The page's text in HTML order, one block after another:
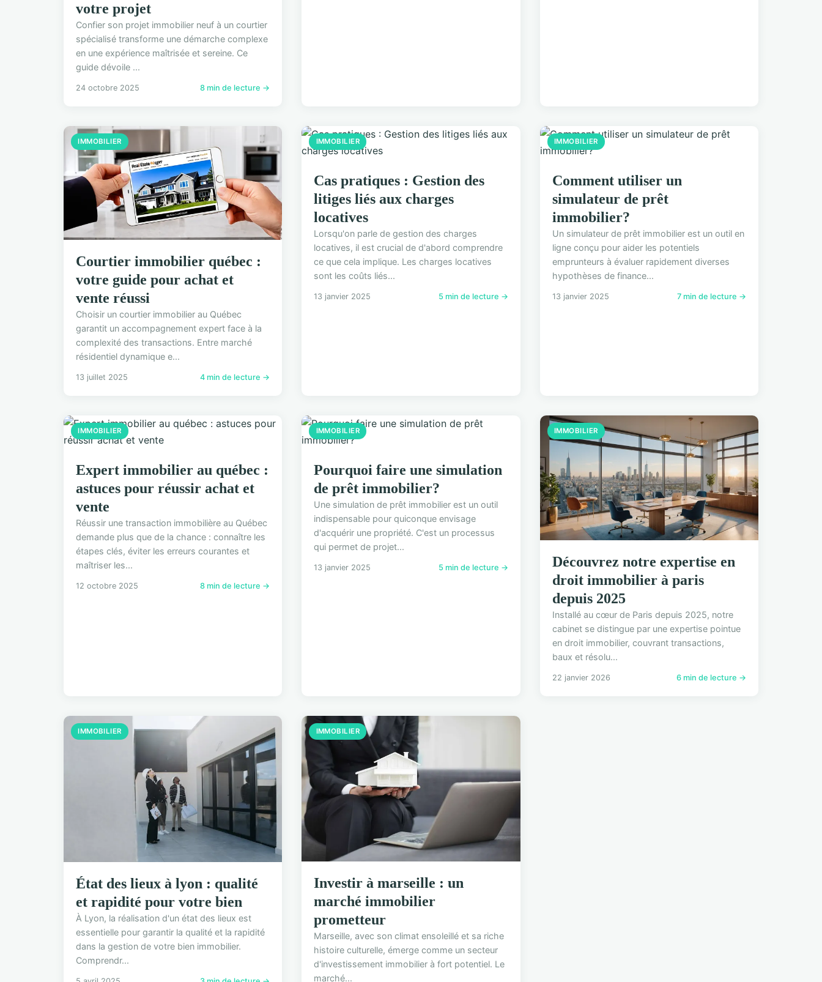
votre projet
Confier son projet immobilier neuf à un courtier
spécialisé transforme une démarche complexe
en une expérience maîtrisée et sereine. Ce
guide dévoile ...
24 octobre 2025 8 min de lecture →
IMMOBILIER
Courtier immobilier québec :
votre guide pour achat et
vente réussi
Choisir un courtier immobilier au Québec
garantit un accompagnement expert face à la
complexité des transactions. Entre marché
résidentiel dynamique e...
13 juillet 2025 4 min de lecture →
IMMOBILIER
Cas pratiques : Gestion des
litiges liés aux charges
locatives
Lorsqu'on parle de gestion des charges
locatives, il est crucial de d'abord comprendre
ce que cela implique. Les charges locatives
sont les coûts liés...
13 janvier 2025 5 min de lecture →
IMMOBILIER
Comment utiliser un
simulateur de prêt
immobilier?
Un simulateur de prêt immobilier est un outil en
ligne conçu pour aider les potentiels
emprunteurs à évaluer rapidement diverses
hypothèses de finance...
13 janvier 2025 7 min de lecture →
IMMOBILIER
Expert immobilier au québec :
astuces pour réussir achat et
vente
Réussir une transaction immobilière au Québec
demande plus que de la chance : connaître les
étapes clés, éviter les erreurs courantes et
maîtriser les...
12 octobre 2025 8 min de lecture →
IMMOBILIER
Pourquoi faire une simulation
de prêt immobilier?
Une simulation de prêt immobilier est un outil
indispensable pour quiconque envisage
d'acquérir une propriété. C'est un processus
qui permet de projet...
13 janvier 2025 5 min de lecture →
IMMOBILIER
Découvrez notre expertise en
droit immobilier à paris
depuis 2025
Installé au cœur de Paris depuis 2025, notre
cabinet se distingue par une expertise pointue
en droit immobilier, couvrant transactions,
baux et résolu...
22 janvier 2026 6 min de lecture →
IMMOBILIER
État des lieux à lyon : qualité
et rapidité pour votre bien
À Lyon, la réalisation d'un état des lieux est
essentielle pour garantir la qualité et la rapidité
dans la gestion de votre bien immobilier.
Comprendr...
IMMOBILIER
Investir à marseille : un
marché immobilier
prometteur
Marseille, avec son climat ensoleillé et sa riche
histoire culturelle, émerge comme un secteur
d'investissement immobilier à fort potentiel. Le
marché...